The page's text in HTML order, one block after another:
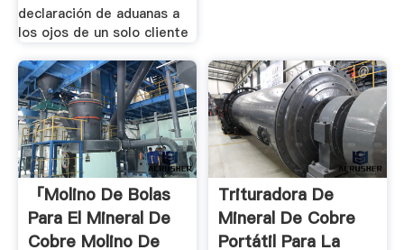
declaración de aduanas a
los ojos de un solo cliente
「molino De Bolas
Para El Mineral De
Cobre Molino De
Trituradora De
Mineral De Cobre
Portátil Para La